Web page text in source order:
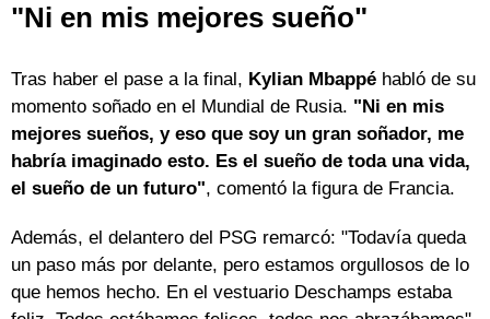
"Ni en mis mejores sueño"
Tras haber el pase a la final, Kylian Mbappé habló de su
momento soñado en el Mundial de Rusia. "Ni en mis
mejores sueños, y eso que soy un gran soñador, me
habría imaginado esto. Es el sueño de toda una vida,
el sueño de un futuro", comentó la figura de Francia.
Además, el delantero del PSG remarcó: "Todavía queda
un paso más por delante, pero estamos orgullosos de lo
que hemos hecho. En el vestuario Deschamps estaba